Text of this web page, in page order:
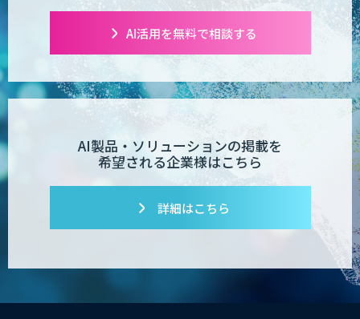
AI活用を無料で相談する
AI製品・ソリューションの掲載を
希望される企業様はこちら
詳細はこちら